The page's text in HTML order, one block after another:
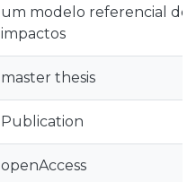
um modelo referencial de
impactos
master thesis
Publication
openAccess